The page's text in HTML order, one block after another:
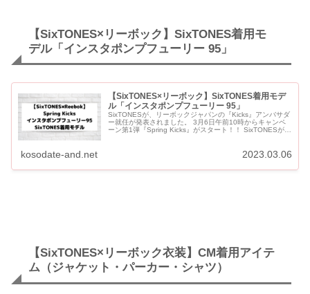
【SixTONES×リーボック】SixTONES着用モ
デル「インスタポンプフューリー 95」
【SixTONES×リーボック】SixTONES着用モデ
ル「インスタポンプフューリー 95」
SixTONESが、リーボックジャパンの『Kicks』アンバサダ
ー就任が発表されました。 3月6日午前10時からキャンペ
ーン第1弾『Spring Kicks』がスタート！！ SixTONESがそ
kosodate-and.net 2023.03.06
【SixTONES×リーボック衣装】CM着用アイテ
ム（ジャケット・パーカー・シャツ）